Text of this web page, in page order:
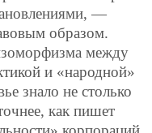
—
образом.
между
и «народной»
знало не столько
как пишет